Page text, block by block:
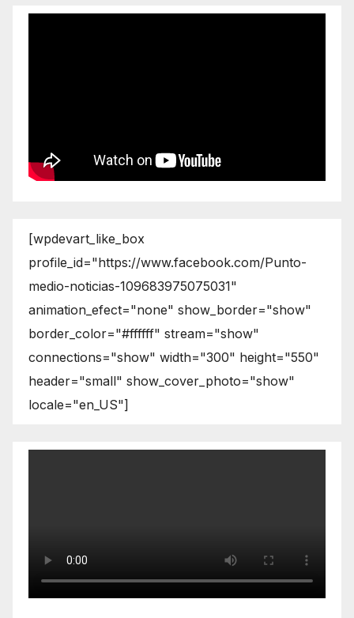
[wpdevart_like_box
profile_id="https://www.facebook.com/Punto-
medio-noticias-109683975075031"
animation_efect="none" show_border="show"
border_color="#ffffff" stream="show"
connections="show" width="300" height="550"
header="small" show_cover_photo="show"
locale="en_US"]